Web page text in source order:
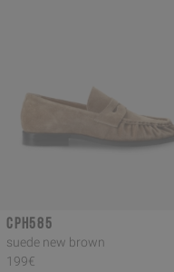
CPH585
suede new brown
199€